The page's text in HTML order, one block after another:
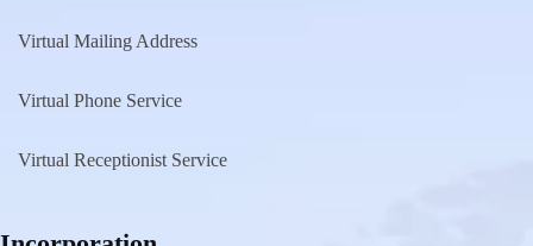
Virtual Mailing Address
Virtual Phone Service
Virtual Receptionist Service